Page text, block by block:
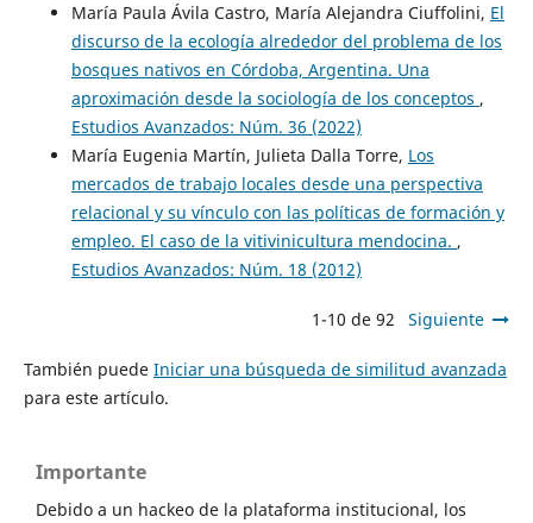
María Paula Ávila Castro, María Alejandra Ciuffolini, El
discurso de la ecología alrededor del problema de los
bosques nativos en Córdoba, Argentina. Una
aproximación desde la sociología de los conceptos ,
Estudios Avanzados: Núm. 36 (2022)
María Eugenia Martín, Julieta Dalla Torre, Los
mercados de trabajo locales desde una perspectiva
relacional y su vínculo con las políticas de formación y
empleo. El caso de la vitivinicultura mendocina. ,
Estudios Avanzados: Núm. 18 (2012)
1-10 de 92 Siguiente
También puede Iniciar una búsqueda de similitud avanzada
para este artículo.
Importante
Debido a un hackeo de la plataforma institucional, los